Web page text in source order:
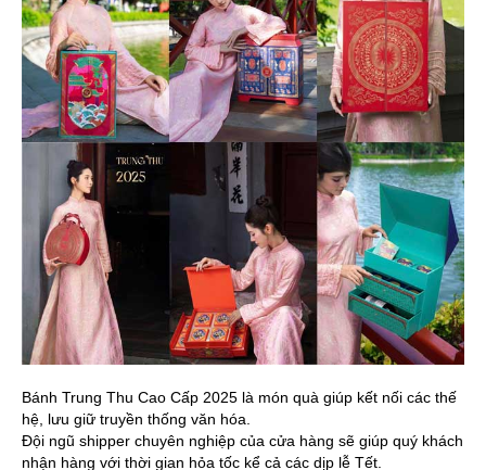
Bánh Trung Thu Cao Cấp 2025 là món quà giúp kết nối các thế
hệ, lưu giữ truyền thống văn hóa.
Đội ngũ shipper chuyên nghiệp của cửa hàng sẽ giúp quý khách
nhận hàng với thời gian hỏa tốc kể cả các dịp lễ Tết.